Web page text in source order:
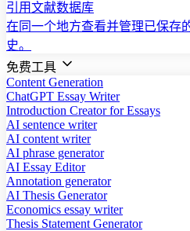
引用文献数据库
在同一个地方查看并管理已保存
史。
免费工具
Content Generation
ChatGPT Essay Writer
Introduction Creator for Essays
AI sentence writer
AI content writer
AI phrase generator
AI Essay Editor
Annotation generator
AI Thesis Generator
Economics essay writer
Thesis Statement Generator